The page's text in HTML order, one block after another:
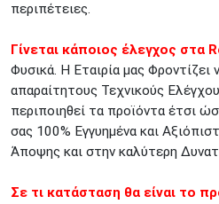
περιπέτειες.
Γίνεται κάποιος έλεγχος στα
Φυσικά. Η Εταιρία μας
απαραίτητους Τεχνικούς
περιποιηθεί τα προϊόντα έτσι
σας 100% Εγγυημένα και
Άποψης και στην καλύτερη
Σε τι κατάσταση θα είναι το